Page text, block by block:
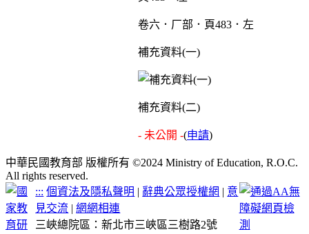
卷六．厂部．頁483．左
補充資料(一)
補充資料(二)
- 未公開 -(申請)
中華民國教育部 版權所有 ©2024 Ministry of Education, R.O.C.
All rights reserved.
::: 個資法及隱私聲明 | 辭典公眾授權網 | 意
見交流 |網網相連
三峽總院區：新北市三峽區三樹路2號